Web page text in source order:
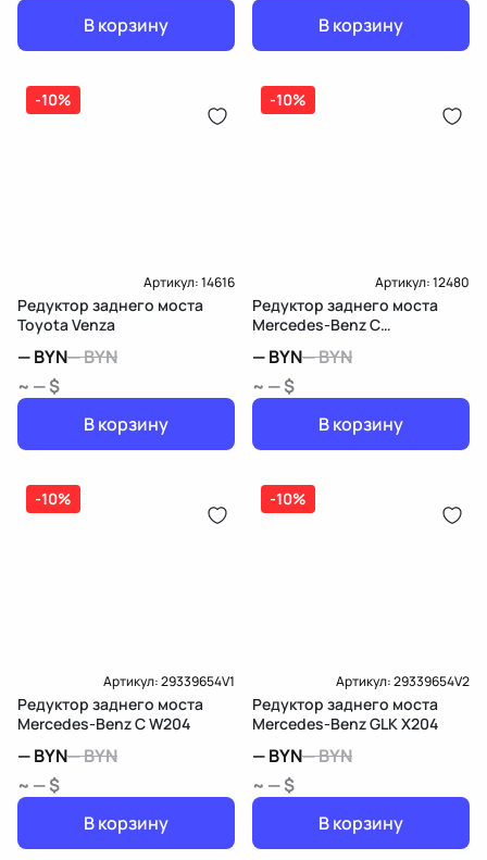
В корзину
В корзину
-10%
Артикул:14616
Редуктор заднего моста
Toyota Venza
—BYN—BYN
~ — $
В корзину
-10%
Артикул:12480
Редуктор заднего моста
Mercedes-Benz C
—BYN—BYN
~ — $
В корзину
-10%
Артикул:29339654V1
Редуктор заднего моста
Mercedes-Benz C W204
—BYN—BYN
~ — $
В корзину
-10%
Артикул:29339654V2
Редуктор заднего моста
Mercedes-Benz GLK X204
—BYN—BYN
~ — $
В корзину